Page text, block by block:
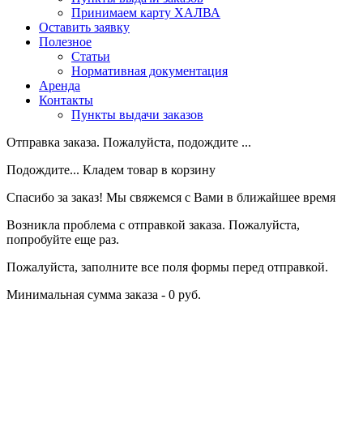
Принимаем карту ХАЛВА
Оставить заявку
Полезное
Статьи
Нормативная документация
Аренда
Контакты
Пункты выдачи заказов
Отправка заказа. Пожалуйста, подождите ...
Подождите... Кладем товар в корзину
Спасибо за заказ! Мы свяжемся с Вами в ближайшее время
Возникла проблема с отправкой заказа. Пожалуйста,
попробуйте еще раз.
Пожалуйста, заполните все поля формы перед отправкой.
Минимальная сумма заказа - 0 руб.